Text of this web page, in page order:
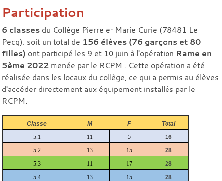
Participation
6 classes du Collège Pierre er Marie Curie (78481 Le
Pecq), soit un total de 156 élèves (76 garçons et 80
filles) ont participé les 9 et 10 juin à l'opération Rame en
5ème 2022 menée par le RCPM . Cette opération a été
réalisée dans les locaux du collège, ce qui a permis au élèves
d'accéder directement aux équipement installés par le
RCPM.
Classe M F
Total
5.1
11 5
16
5.2
13 15
28
5.3
11 17
28
5.4
13 15
28